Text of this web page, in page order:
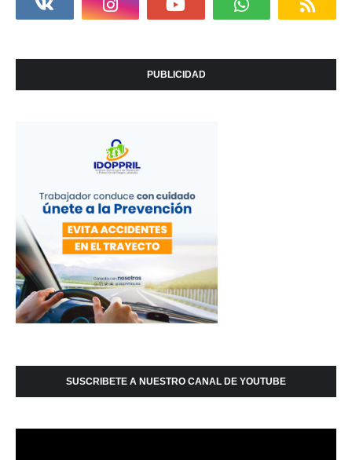
PUBLICIDAD
SUSCRIBETE A NUESTRO CANAL DE YOUTUBE